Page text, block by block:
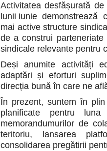
Activitatea desfășurată
lunii iunie demonstrează
mai active structure
de a construi
sindicale relevante pentru
Deși anumite activități
adaptări și eforturi
direcția bună în care ne
În prezent, suntem în
planificate pentru
memorandumurilor de
teritoriu, lansarea
consolidarea pregătirii